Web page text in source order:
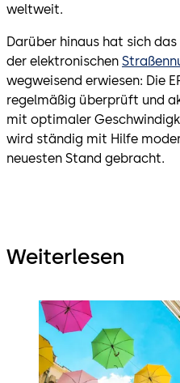
weltweit.
Darüber hinaus hat sich
der elektronischen
wegweisend erwiesen: Die
regelmäßig überprüft und
mit optimaler
wird ständig mit Hilfe
neuesten Stand gebracht.
Weiterlesen